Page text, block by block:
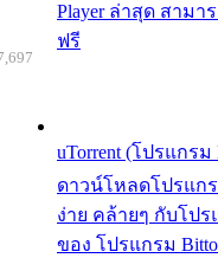
Player ล่าสุด สามา
ฟรี
uTorrent (โปรแกร
ดาวน์โหลดโปรแกร
ง่าย คล้ายๆ กับโป
ของ โปรแกรม